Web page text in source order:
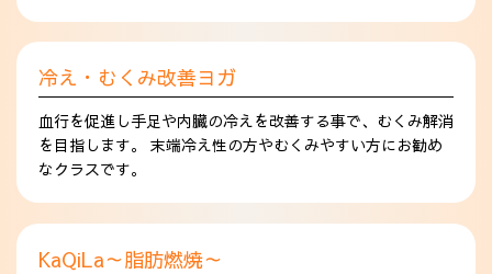
冷え・むくみ改善ヨガ
血行を促進し手足や内臓の冷えを改善する事で、むくみ解消
を目指します。 末端冷え性の方やむくみやすい方にお勧め
なクラスです。
KaQiLa～脂肪燃焼～